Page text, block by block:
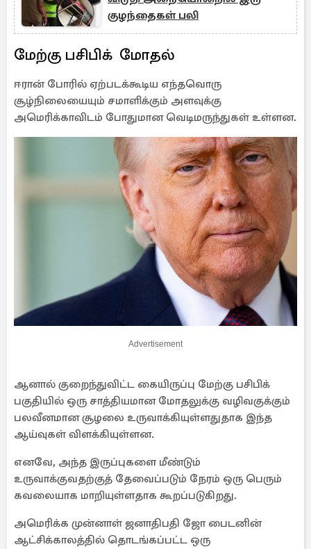
குழந்தைகள் பலி
மேற்கு பசிபிக் மோதல்
ஈரான் போரில் ஏற்படக்கூடிய எந்தவொரு
சூழ்நிலையையும் சமாளிக்கும் அளவுக்கு
அமெரிக்காவிடம் போதுமான வெடிமருந்துகள் உள்ளன.
Advertisement
ஆனால் குறைந்துவிட்ட கையிருப்பு மேற்கு பசிபிக்
பகுதியில் ஒரு சாத்தியமான மோதலுக்கு வழிவகுக்கும்
பலவீனமான சூழலை உருவாக்கியுள்ளதுதாக இந்த
ஆய்வுகள் விளக்கியுள்ளன.
எனவே, அந்த இருப்புகளை மீண்டும்
உருவாக்குவதற்குத் தேவைப்படும் நேரம் ஒரு பெரும்
கவலையாக மாறியுள்ளதாக கூறப்படுகிறது.
அமெரிக்க முன்னாள் ஜனாதிபதி ஜோ பைடனின்
ஆட்சிக்காலத்தில் தொடங்கப்பட்ட ஒரு